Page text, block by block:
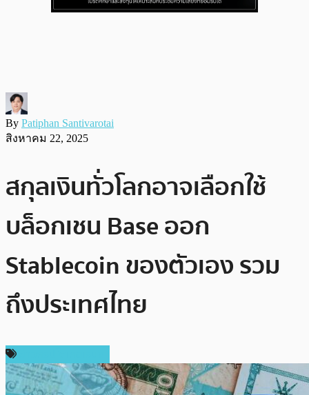
By Patiphan Santivarotai
สิงหาคม 22, 2025
สกุลเงินทั่วโลกอาจเลือกใช้
บล็อกเชน Base ออก
Stablecoin ของตัวเอง รวม
ถึงประเทศไทย